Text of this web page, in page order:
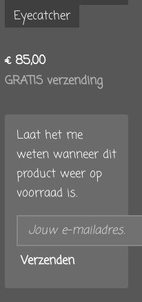
Eyecatcher
€ 85,00
GRATIS verzending
Laat het me
weten wanneer dit
product weer op
voorraad is.
Verzenden